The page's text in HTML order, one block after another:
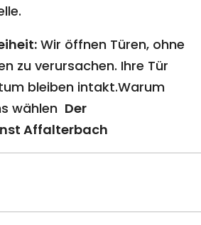
Wir öffnen Türen, ohne
zu verursachen. Ihre Tür
bleiben intakt.Warum
wählen Der
Affalterbach